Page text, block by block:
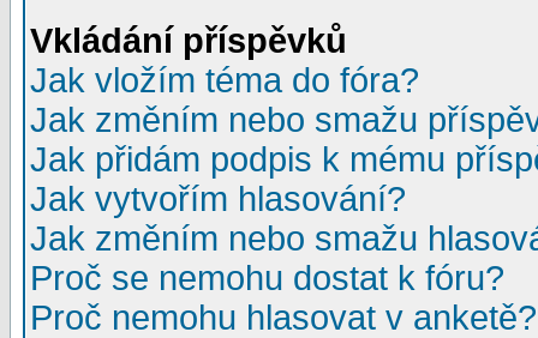
Vkládání příspěvků
Jak vložím téma do fóra?
Jak změním nebo smažu
Jak přidám podpis k mému
Jak vytvořím hlasování?
Jak změním nebo smažu
Proč se nemohu dostat k fóru?
Proč nemohu hlasovat v anketě?